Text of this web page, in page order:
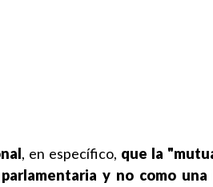
, en específico, que la
y no como